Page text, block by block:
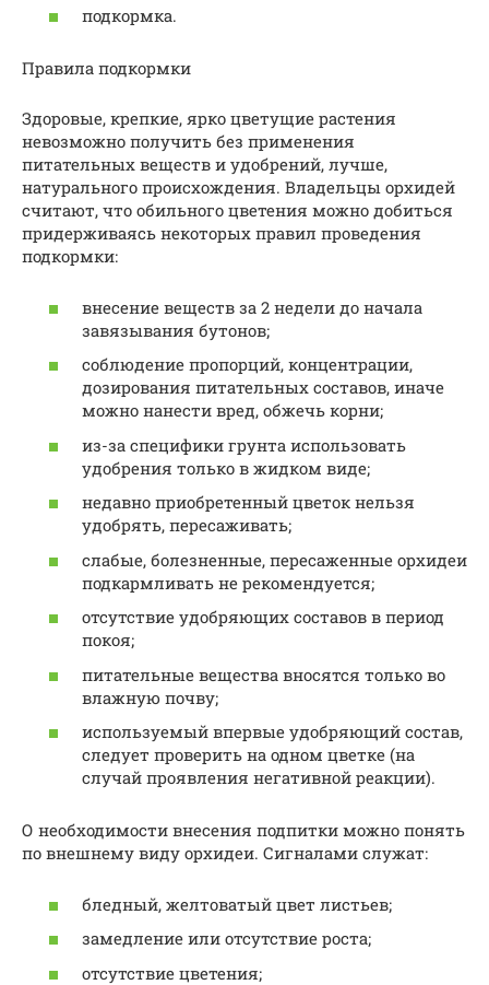
подкормка.
Правила подкормки
Здоровые, крепкие, ярко цветущие растения
невозможно получить без применения
питательных веществ и удобрений, лучше,
натурального происхождения. Владельцы орхидей
считают, что обильного цветения можно добиться
придерживаясь некоторых правил проведения
подкормки:
внесение веществ за 2 недели до начала
завязывания бутонов;
соблюдение пропорций, концентрации,
дозирования питательных составов, иначе
можно нанести вред, обжечь корни;
из-за специфики грунта использовать
удобрения только в жидком виде;
недавно приобретенный цветок нельзя
удобрять, пересаживать;
слабые, болезненные, пересаженные орхидеи
подкармливать не рекомендуется;
отсутствие удобряющих составов в период
покоя;
питательные вещества вносятся только во
влажную почву;
используемый впервые удобряющий состав,
следует проверить на одном цветке (на
случай проявления негативной реакции).
О необходимости внесения подпитки можно понять
по внешнему виду орхидеи. Сигналами служат:
бледный, желтоватый цвет листьев;
замедление или отсутствие роста;
отсутствие цветения;